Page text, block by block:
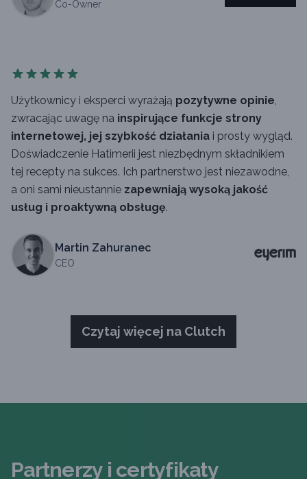
Co-Owner
Użytkownicy i eksperci wyrażają pozytywne opinie,
zwracając uwagę na inspirujące funkcje strony
internetowej, jej szybkość działania i prosty wygląd.
Doświadczenie Hatimerii jest niezbędnym składnikiem
tej recepty na sukces. Ich partnerstwo jest niezawodne,
a oni sami nieustannie zapewniają wysoką jakość
usług i proaktywną obsługę.
Martin Zahuranec
CEO
Czytaj więcej na Clutch
Partnerzy i certyfikaty